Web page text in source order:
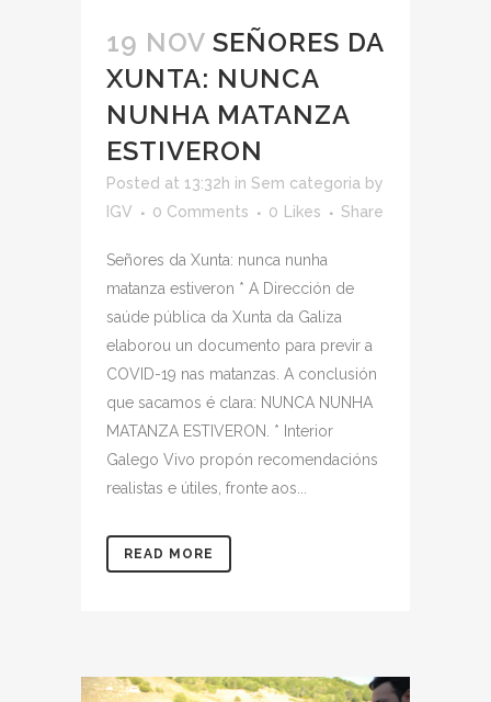
19 NOV SEÑORES DA
XUNTA: NUNCA
NUNHA MATANZA
ESTIVERON
Posted at 13:32h in Sem categoria by
IGV
0 Comments 0 Likes Share
Señores da Xunta: nunca nunha
matanza estiveron * A Dirección de
saúde pública da Xunta da Galiza
elaborou un documento para previr a
COVID-19 nas matanzas. A conclusión
que sacamos é clara: NUNCA NUNHA
MATANZA ESTIVERON. * Interior
Galego Vivo propón recomendacións
realistas e útiles, fronte aos...
READ MORE